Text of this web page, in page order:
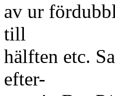
av ur
till
hälften etc.
efter-